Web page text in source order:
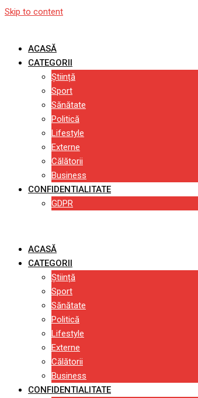
Skip to content
ACASĂ
CATEGORII
Știință
Sport
Sănătate
Politică
Lifestyle
Externe
Călătorii
Business
CONFIDENTIALITATE
GDPR
ACASĂ
CATEGORII
Știință
Sport
Sănătate
Politică
Lifestyle
Externe
Călătorii
Business
CONFIDENTIALITATE